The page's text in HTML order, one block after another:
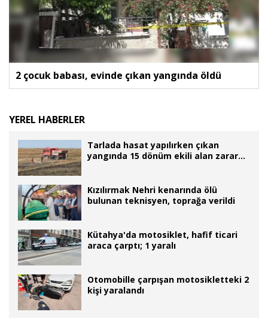
2 çocuk babası, evinde çıkan yangında öldü
YEREL HABERLER
Tarlada hasat yapılırken çıkan
yangında 15 dönüm ekili alan zarar
Kızılırmak Nehri kenarında ölü
bulunan teknisyen, toprağa verildi
Kütahya'da motosiklet, hafif ticari
araca çarptı; 1 yaralı
Otomobille çarpışan motosikletteki 2
kişi yaralandı